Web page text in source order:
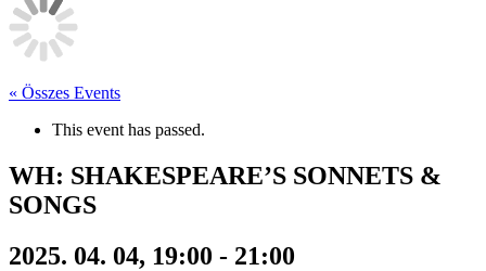
« Összes Events
This event has passed.
WH: SHAKESPEARE’S SONNETS &
SONGS
2025. 04. 04, 19:00 - 21:00